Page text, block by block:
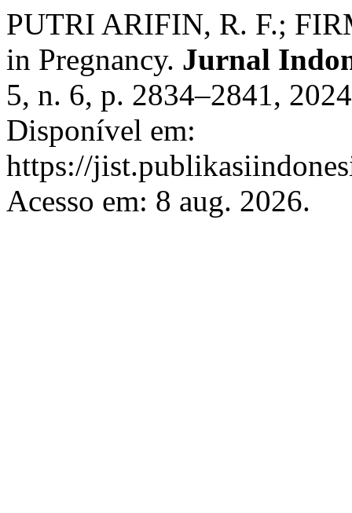
PUTRI ARIFIN, R. F.;
in Pregnancy. Jurnal
5, n. 6, p. 2834–2841,
Disponível em:
https://
Acesso em: 8 aug. 2026.